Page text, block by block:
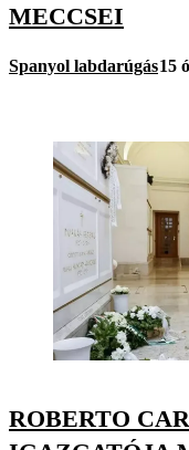
MECCSEI
Spanyol labdarúgás15
ROBERTO